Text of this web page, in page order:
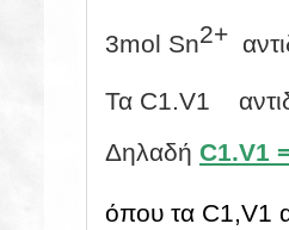
3mol Sn2+
Τα C1.V1
Δηλαδή C1.V1
όπου τα C1,V1